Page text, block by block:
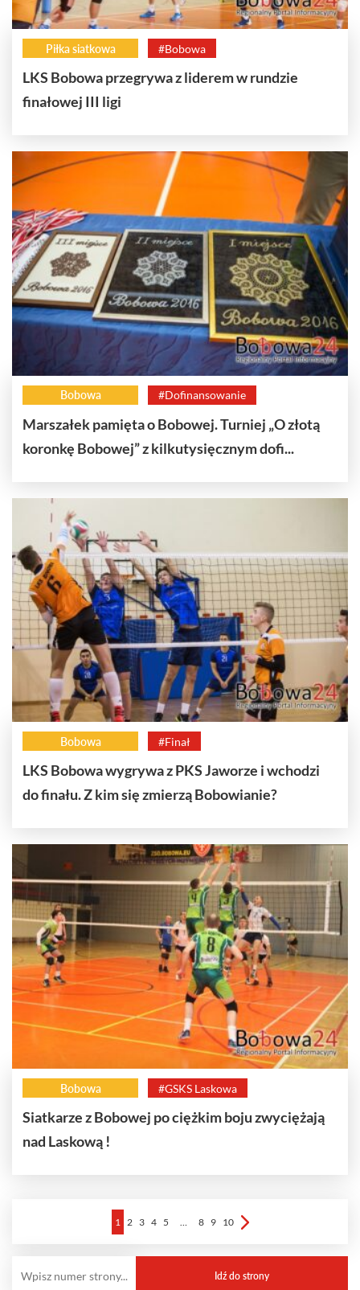
Piłka siatkowa #Bobowa
LKS Bobowa przegrywa z liderem w rundzie
finałowej III ligi
Bobowa #Dofinansowanie
Marszałek pamięta o Bobowej. Turniej „O złotą
koronkę Bobowej” z kilkutysięcznym dofi...
Bobowa #Finał
LKS Bobowa wygrywa z PKS Jaworze i wchodzi
do finału. Z kim się zmierzą Bobowianie?
Bobowa #GSKS Laskowa
Siatkarze z Bobowej po ciężkim boju zwyciężają
nad Laskową !
1 2 3 4 5 … 8 9 10